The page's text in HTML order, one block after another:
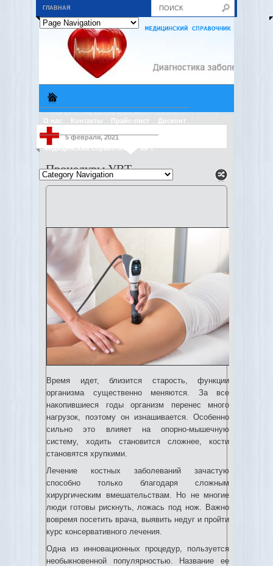
ГЛАВНАЯ
О нас Контакты Прайс-лист Дисконт
Медицинский справочник МРТ
5 февраля, 2021
Процедуры УВТ
Время идет, близится старость, функции
организма существенно меняются. За все
накопившиеся годы организм перенес много
нагрузок, поэтому он изнашивается. Особенно
сильно это влияет на опорно-мышечную
систему, ходить становится сложнее, кости
становятся хрупкими.
Лечение костных заболеваний зачастую
способно только благодаря сложным
хирургическим вмешательствам. Но не многие
люди готовы рискнуть, ложась под нож. Важно
вовремя посетить врача, выявить недуг и пройти
курс консервативного лечения.
Одна из инновационных процедур, пользуется
необыкновенной популярностью. Название ее